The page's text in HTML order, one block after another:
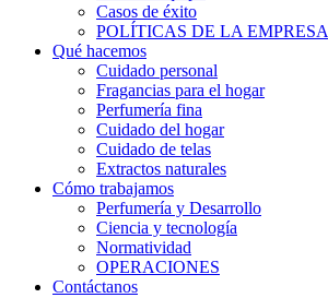
Casos de éxito
POLÍTICAS DE LA EMPRESA
Qué hacemos
Cuidado personal
Fragancias para el hogar
Perfumería fina
Cuidado del hogar
Cuidado de telas
Extractos naturales
Cómo trabajamos
Perfumería y Desarrollo
Ciencia y tecnología
Normatividad
OPERACIONES
Contáctanos